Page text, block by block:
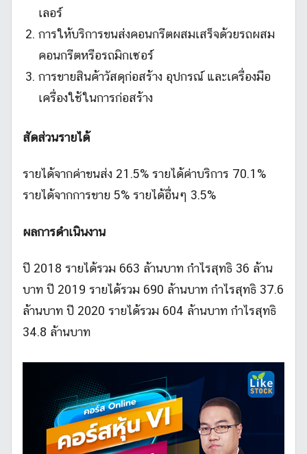
เลอร์
การให้บริการขนส่งคอนกรีตผสมเสร็จด้วยรถผสม
คอนกรีตหรือรถมิกเซอร์
การขายสินค้าวัสดุก่อสร้าง อุปกรณ์ และเครื่องมือ
เครื่องใช้ในการก่อสร้าง
สัดส่วนรายได้
รายได้จากค่าขนส่ง 21.5% รายได้ค่าบริการ 70.1%
รายได้จากการขาย 5% รายได้อื่นๆ 3.5%
ผลการดำเนินงาน
ปี 2018 รายได้รวม 663 ล้านบาท กำไรสุทธิ 36 ล้าน
บาท ปี 2019 รายได้รวม 690 ล้านบาท กำไรสุทธิ 37.6
ล้านบาท ปี 2020 รายได้รวม 604 ล้านบาท กำไรสุทธิ
34.8 ล้านบาท